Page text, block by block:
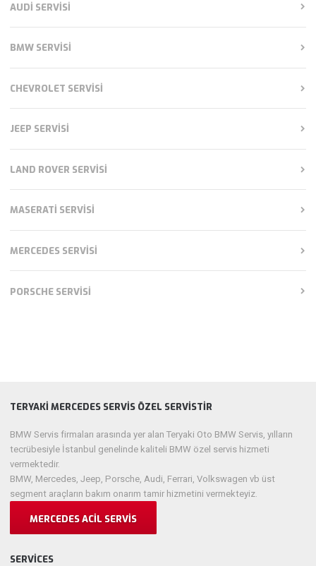
AUDI SERVISI
BMW SERVISI
CHEVROLET SERVISI
JEEP SERVISI
LAND ROVER SERVISI
MASERATI SERVISI
MERCEDES SERVISI
PORSCHE SERVISI
TERYAKI MERCEDES SERVIS ÖZEL SERVISTIR
BMW Servis firmaları arasında yer alan Teryaki Oto BMW Servis, yılların
tecrübesiyle İstanbul genelinde kaliteli BMW özel servis hizmeti
vermektedir.
BMW, Mercedes, Jeep, Porsche, Audi, Ferrari, Volkswagen vb üst
segment araçların bakım onarım tamir hizmetini vermekteyiz.
MERCEDES ACIL SERVIS
SERVICES